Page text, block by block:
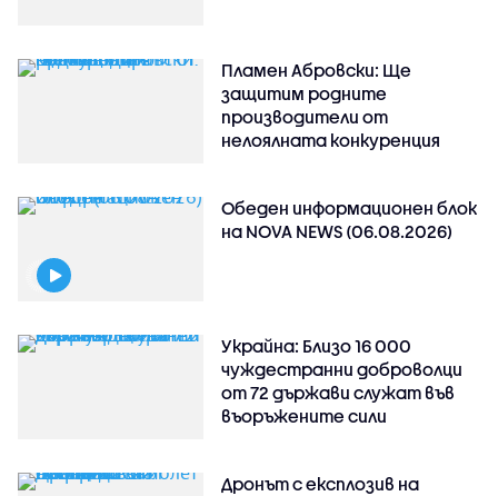
Пламен Абровски: Ще
защитим родните
производители от
нелоялната конкуренция
Обеден информационен блок
на NOVA NEWS (06.08.2026)
Украйна: Близо 16 000
чуждестранни доброволци
от 72 държави служат във
въоръжените сили
Дронът с експлозив на